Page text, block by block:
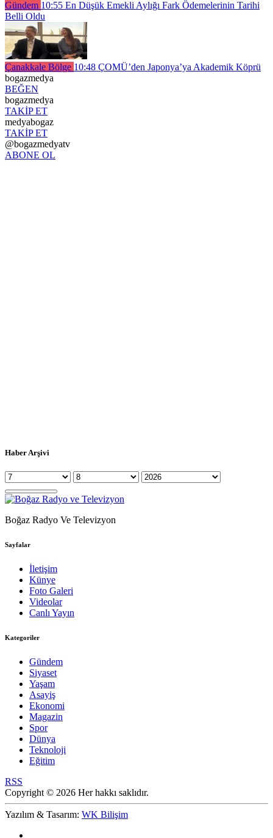
Gündem 10:55 En Düşük Emekli Aylığı Fark Ödemelerinin Tarihi
Belli Oldu
Çanakkale Bölge 10:48 ÇOMÜ’den Japonya’ya Akademik Köprü
bogazmedya
BEĞEN
bogazmedya
TAKİP ET
medyabogaz
TAKİP ET
@bogazmedyatv
ABONE OL
Haber Arşivi
Boğaz Radyo Ve Televizyon
Sayfalar
İletişim
Künye
Foto Galeri
Videolar
Canlı Yayın
Kategoriler
Gündem
Siyaset
Yaşam
Asayiş
Ekonomi
Magazin
Spor
Dünya
Teknoloji
Eğitim
RSS
Copyright © 2026 Her hakkı saklıdır.
Yazılım & Tasarım: WK Bilişim